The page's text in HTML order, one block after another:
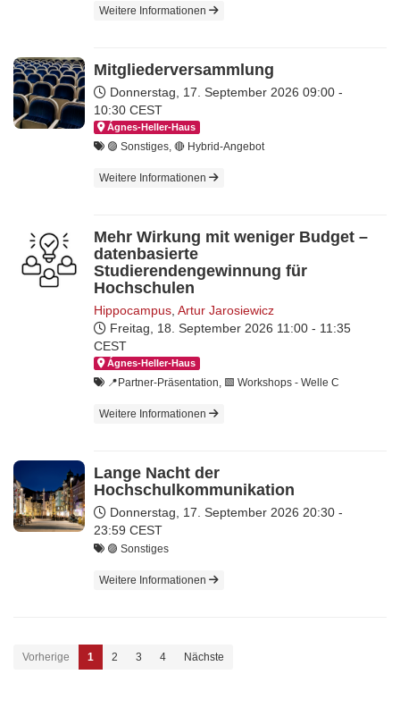
Weitere Informationen
Mitgliederversammlung
Donnerstag, 17. September 2026 09:00 -
10:30 CEST
Ágnes-Hel­ler-Haus
🟣 Sonstiges, 🔴 Hybrid-Angebot
Weitere Informationen
Mehr Wirkung mit weniger Budget –
datenbasierte
Studierendengewinnung für
Hochschulen
Hippocampus Artur Jarosiewicz
Freitag, 18. September 2026 11:00 - 11:35
CEST
Ágnes-Hel­ler-Haus
📍Partner-Präsentation, 🟩 Workshops - Welle C
Weitere Informationen
Lange Nacht der
Hochschulkommunikation
Donnerstag, 17. September 2026 20:30 -
23:59 CEST
🟣 Sonstiges
Weitere Informationen
Vorherige 1 2 3 4 Nächste